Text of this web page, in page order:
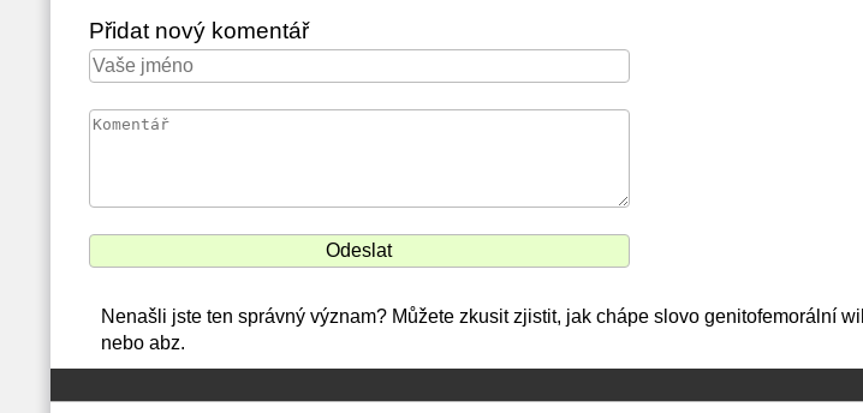
Přidat nový komentář
Nenašli jste ten správný význam? Můžete zkusit zjistit, jak chápe slovo genitofemorální
nebo abz.